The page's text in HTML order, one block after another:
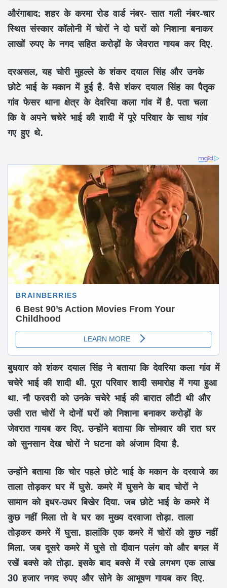
औरंगाबाद: शहर के करमा रोड वार्ड नंबर- सात गली नंबर-चार
स्थित संस्कार कॉलोनी में चोरों ने दो घरों को निशाना बनाकर
लाखों रुपए के नगद सहित करोड़ों के जेवरात गायब कर दिए.
दरअसल, यह चोरी मुहल्ले के शंकर दयाल सिंह और उनके
छोटे भाई के मकान में हुई है. वैसे शंकर दयाल सिंह का पैतृक
गांव फेसर थाना क्षेत्र के देवरिया कला गांव में है. पता चला
कि वे अपने चचेरे भाई की शादी में पूरे परिवार के साथ गांव
गए हुए थे.
बुधवार को शंकर दयाल सिंह ने बताया कि देवरिया कला गांव में
चचेरे भाई की शादी थी. पूरा परिवार शादी समारोह में गया हुआ
था. नौ फरवरी को उनके चचेरे भाई की बारात लौटी थी और
उसी रात चोरों ने दोनों घरों को निशाना बनाकर करोड़ों के
जेवरात गायब कर दिए. उन्होंने बताया कि सोमवार की रात घर
को सुनसान देख चोरों ने घटना को अंजाम दिया है.
उन्होंने बताया कि चोर पहले छोटे भाई के मकान के दरवाजे का
ताला तोड़कर घर में घुसे. कमरे में घुसने के बाद चोरों ने
सामान को इधर-उधर बिखेर दिया. जब छोटे भाई के कमरे में
कुछ नहीं मिला तो वे घर का मुख्य दरवाजा तोड़ा. ताला
तोड़कर कमरे में घुसा. हालांकि एक कमरे में चोरों को कुछ नहीं
मिला. जब दूसरे कमरे में घुसे तो दीवान पलंग को और बगल में
रखें बक्से को तोड़ा. इसके बाद बक्से में रखे लगभग एक लाख
30 हजार नगद रुपए और सोने के आभूषण गायब कर दिए.